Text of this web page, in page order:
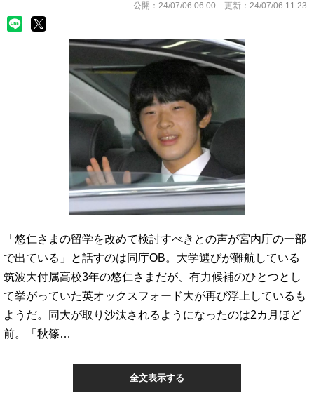
公開： 24/07/06 06:00 更新： 24/07/06 11:23
「悠仁さまの留学を改めて検討すべきとの声が宮内庁の一部
で出ている」と話すのは同庁OB。大学選びが難航している
筑波大付属高校3年の悠仁さまだが、有力候補のひとつとし
て挙がっていた英オックスフォード大が再び浮上しているも
ようだ。同大が取り沙汰されるようになったのは2カ月ほど
前。「秋篠…
全文表示する